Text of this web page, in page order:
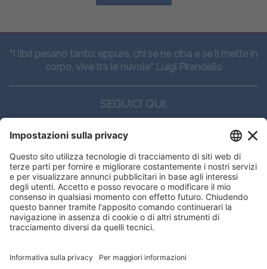
“I libri pesano tanto: eppure, chi se ne ciba e se li mette in
corpo, vive tra le nuvole” Luigi Pirandello
SEGUICI QUI:
CONTATTI
Edi.Ermes srl
Viale E. Forlanini, 21 - 20134, Milano
(+39)027021121
E-mail:eeinfo@eenet.it
ORARI
offrirti la migliore navigazione